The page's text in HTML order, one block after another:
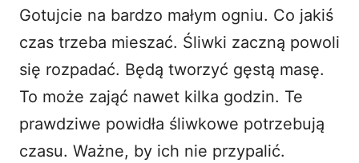
Gotujcie na bardzo małym ogniu. Co jakiś
czas trzeba mieszać. Śliwki zaczną powoli
się rozpadać. Będą tworzyć gęstą masę.
To może zająć nawet kilka godzin. Te
prawdziwe powidła śliwkowe potrzebują
czasu. Ważne, by ich nie przypalić.